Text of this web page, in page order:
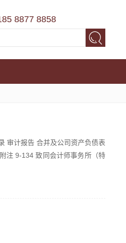
8877 8858
审计报告 合并及公司资产负债表
注 9-134 致同会计师事务所（特